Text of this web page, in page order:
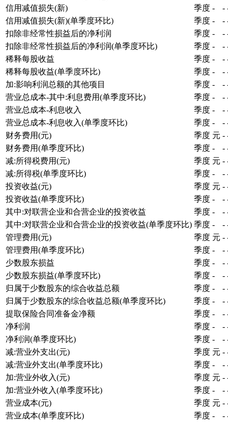
信用减值损失(新)
季度 - -
信用减值损失(新)(单季度环比)
季度 - -
扣除非经常性损益后的净利润
季度 - -
扣除非经常性损益后的净利润(单季度环比)
季度 - -
稀释每股收益
季度 - -
稀释每股收益(单季度环比)
季度 - -
加:影响利润总额的其他项目
季度 - -
营业总成本-其中:利息费用(单季度环比)
季度 - -
营业总成本-利息收入
季度 - -
营业总成本-利息收入(单季度环比)
季度 - -
财务费用(元)
季度 元 -
财务费用(单季度环比)
季度 - -
减:所得税费用(元)
季度 元 -
减:所得税(单季度环比)
季度 - -
投资收益(元)
季度 元 -
投资收益(单季度环比)
季度 - -
其中:对联营企业和合营企业的投资收益
季度 - -
其中:对联营企业和合营企业的投资收益(单季度环比) 季度 - -
管理费用(元)
季度 元 -
管理费用(单季度环比)
季度 - -
少数股东损益
季度 - -
少数股东损益(单季度环比)
季度 - -
归属于少数股东的综合收益总额
季度 - -
归属于少数股东的综合收益总额(单季度环比)
季度 - -
提取保险合同准备金净额
季度 - -
净利润
季度 - -
净利润(单季度环比)
季度 - -
减:营业外支出(元)
季度 元 -
减:营业外支出(单季度环比)
季度 - -
加:营业外收入(元)
季度 元 -
加:营业外收入(单季度环比)
季度 - -
营业成本(元)
季度 元 -
营业成本(单季度环比)
季度 - -